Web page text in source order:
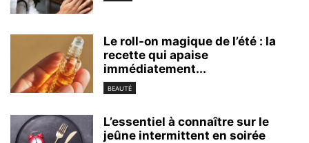
Le roll-on magique de l’été : la
recette qui apaise
immédiatement...
BEAUTÉ
L’essentiel à connaître sur le
jeûne intermittent en soirée